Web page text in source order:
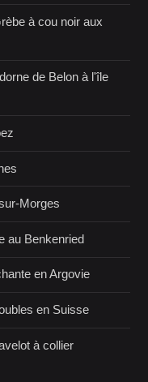
à cou noir aux
de Belon à l'île
Morges
au Benkenried
en Argovie
en Suisse
à collier